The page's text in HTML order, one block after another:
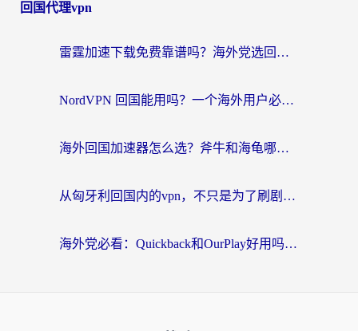
回国代理vpn
雷霆加速下载免费靠谱吗？海外党选回国加速器的避坑指南（附热门工具对比）
NordVPN 回国能用吗？一个海外用户必须面对的真实困境
海外回国加速器怎么选？斧牛和海龟哪个好？一篇帮你避开坑的实用指南
从匈牙利回国内的vpn，不只是为了刷剧那么简单
海外党必看：Quickback和OurPlay好用吗？3分钟选对回国加速器，无缝刷剧玩游戏